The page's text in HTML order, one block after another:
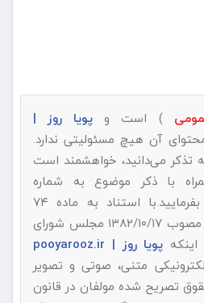
) است و پویا روز |
آن هیچ مسئولیتی ندارد.
تذکر می‌دانید، خواهشمند است
با ذکر موضوع به شماره
پیامک بفرمایید.با استناد به ماده ۷۴
قانون تجارت الکترونیک مصوب ۱۳۸۲/۱۰/۱۷ مجلس شورای
پویا روز | pooyarooz.ir
متنی، صوتی و تصویر
تصریح شده مولفان در قانون